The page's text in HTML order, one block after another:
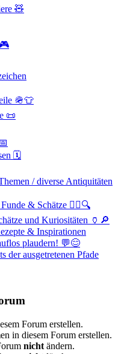
🧸
🪖👕
📜
🗓️
/ diverse Antiquitäten
& Schätze 🕵️‍♀️🔍
und Kuriositäten 🏺🔎
& Inspirationen
plaudern! 💬😊
ausgetretenen Pfade
Forum erstellen.
in diesem Forum erstellen.
nicht ändern.